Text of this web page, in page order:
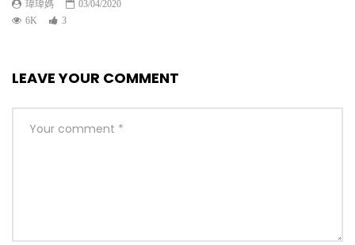
瑋瑋媽
03/04/2020
6K
3
LEAVE YOUR COMMENT